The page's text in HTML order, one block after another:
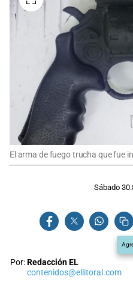
El arma de fuego trucha que fue
Sábado
Por:Redacción EL
contenidos@ellitoral.com